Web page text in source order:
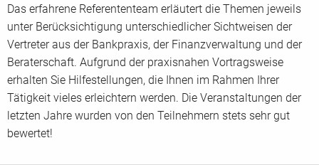
Das erfahrene Referententeam erläutert die Themen jeweils
unter Berücksichtigung unterschiedlicher Sichtweisen der
Vertreter aus der Bankpraxis, der Finanzverwaltung und der
Beraterschaft. Aufgrund der praxisnahen Vortragsweise
erhalten Sie Hilfestellungen, die Ihnen im Rahmen Ihrer
Tätigkeit vieles erleichtern werden. Die Veranstaltungen der
letzten Jahre wurden von den Teilnehmern stets sehr gut
bewertet!